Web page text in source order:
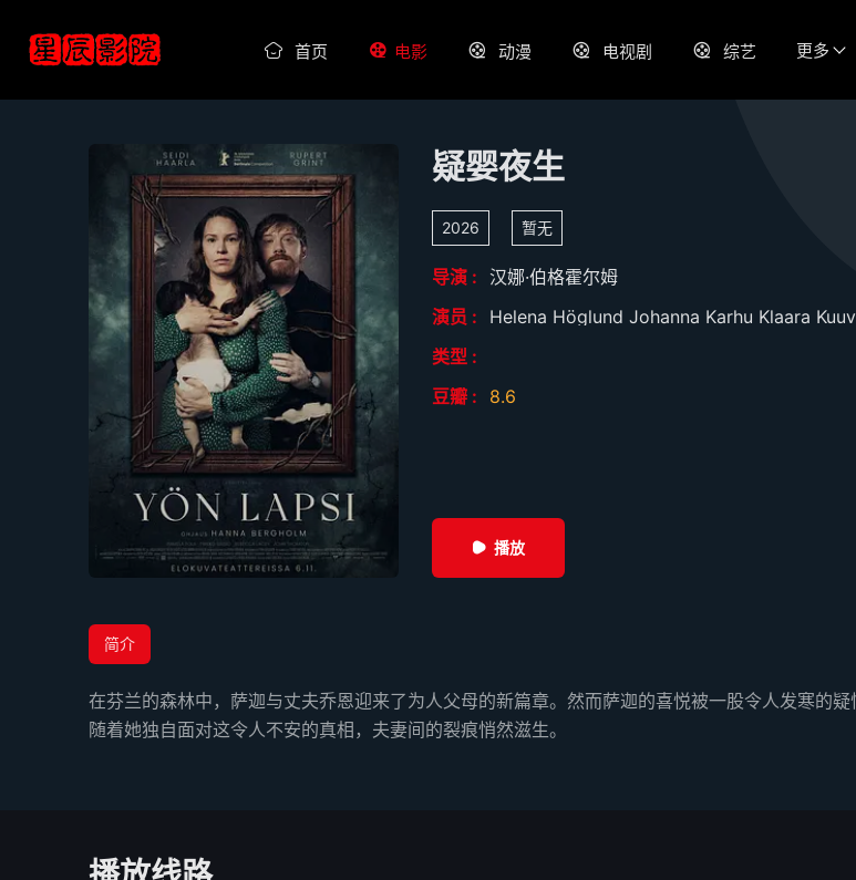
首页 电影 动漫 电视剧 综艺 更多
疑婴夜生
2026 暂无
导演 : 汉娜·伯格霍尔姆
演员 :
Helena Höglund Johanna Karhu Klaara
类型 :
豆瓣 :
8.6
播放
简介
在芬兰的森林中，萨迦与丈夫乔恩迎来了为人父母的新篇章。然而萨迦的喜悦被一股令人发寒的
随着她独自面对这令人不安的真相，夫妻间的裂痕悄然滋生。